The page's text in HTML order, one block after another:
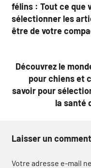
l’article
félins : Tout ce que
sélectionner les
être de votre
Découvrez le
pour chiens et
savoir pour
la santé
Laisser un
Votre adresse e-mail